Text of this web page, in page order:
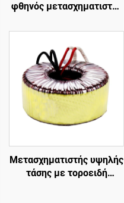
φθηνός μετασχηματιστής
τοροειδής
μετασχηματιστής για
ενισχυτή ισχύος
Μετασχηματιστής υψηλής
τάσης με τοροειδή